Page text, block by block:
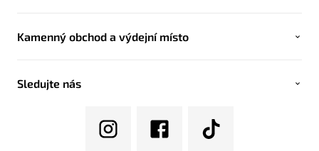
Kamenný obchod a výdejní místo
Sledujte nás